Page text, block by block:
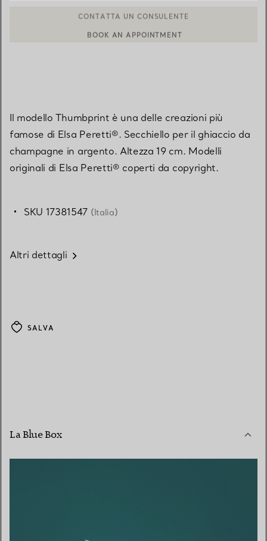
Il modello Thumbprint è una delle creazioni più
famose di Elsa Peretti®. Secchiello per il ghiaccio da
champagne in argento. Altezza 19 cm. Modelli
originali di Elsa Peretti® coperti da copyright.
SKU 17381547 (Italia)
Altri dettagli
SALVA
La Blue Box